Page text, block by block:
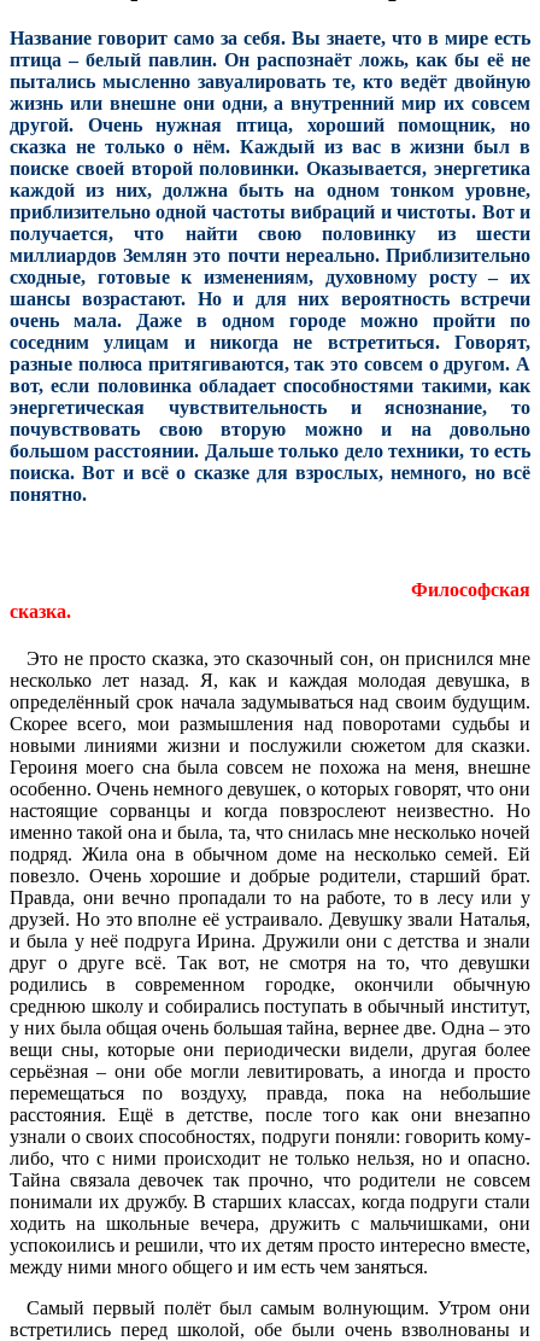
Название говорит само за себя. Вы знаете, что в мире есть
птица – белый павлин. Он распознаёт ложь, как бы её не
пытались мысленно завуалировать те, кто ведёт двойную
жизнь или внешне они одни, а внутренний мир их совсем
другой. Очень нужная птица, хороший помощник, но
сказка не только о нём. Каждый из вас в жизни был в
поиске своей второй половинки. Оказывается, энергетика
каждой из них, должна быть на одном тонком уровне,
приблизительно одной частоты вибраций и чистоты. Вот и
получается, что найти свою половинку из шести
миллиардов Землян это почти нереально. Приблизительно
сходные, готовые к изменениям, духовному росту – их
шансы возрастают. Но и для них вероятность встречи
очень мала. Даже в одном городе можно пройти по
соседним улицам и никогда не встретиться. Говорят,
разные полюса притягиваются, так это совсем о другом. А
вот, если половинка обладает способностями такими, как
энергетическая чувствительность и яснознание, то
почувствовать свою вторую можно и на довольно
большом расстоянии. Дальше только дело техники, то есть
поиска. Вот и всё о сказке для взрослых, немного, но всё
понятно.
Философская
сказка.
Это не просто сказка, это сказочный сон, он приснился мне
несколько лет назад. Я, как и каждая молодая девушка, в
определённый срок начала задумываться над своим будущим.
Скорее всего, мои размышления над поворотами судьбы и
новыми линиями жизни и послужили сюжетом для сказки.
Героиня моего сна была совсем не похожа на меня, внешне
особенно. Очень немного девушек, о которых говорят, что они
настоящие сорванцы и когда повзрослеют неизвестно. Но
именно такой она и была, та, что снилась мне несколько ночей
подряд. Жила она в обычном доме на несколько семей. Ей
повезло. Очень хорошие и добрые родители, старший брат.
Правда, они вечно пропадали то на работе, то в лесу или у
друзей. Но это вполне её устраивало. Девушку звали Наталья,
и была у неё подруга Ирина. Дружили они с детства и знали
друг о друге всё. Так вот, не смотря на то, что девушки
родились в современном городке, окончили обычную
среднюю школу и собирались поступать в обычный институт,
у них была общая очень большая тайна, вернее две. Одна – это
вещи сны, которые они периодически видели, другая более
серьёзная – они обе могли левитировать, а иногда и просто
перемещаться по воздуху, правда, пока на небольшие
расстояния. Ещё в детстве, после того как они внезапно
узнали о своих способностях, подруги поняли: говорить кому-
либо, что с ними происходит не только нельзя, но и опасно.
Тайна связала девочек так прочно, что родители не совсем
понимали их дружбу. В старших классах, когда подруги стали
ходить на школьные вечера, дружить с мальчишками, они
успокоились и решили, что их детям просто интересно вместе,
между ними много общего и им есть чем заняться.
Самый первый полёт был самым волнующим. Утром они
встретились перед школой, обе были очень взволнованы и